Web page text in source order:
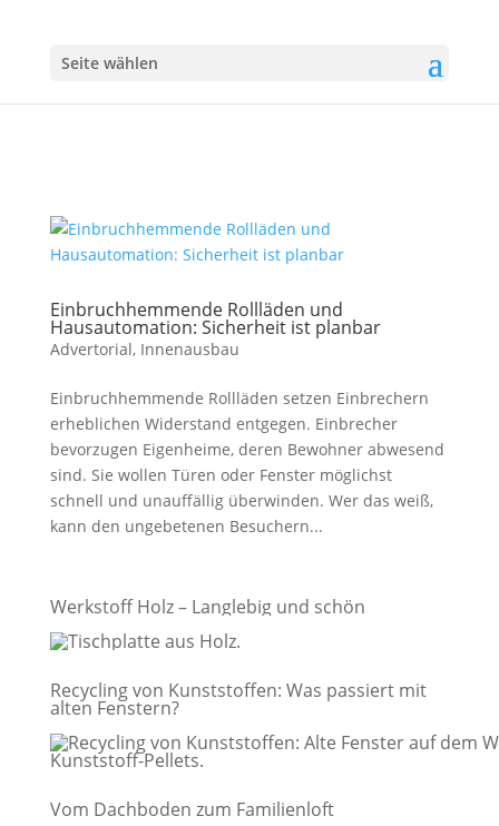
Seite wählen
Einbruchhemmende Rollläden und
Hausautomation: Sicherheit ist planbar
Advertorial, Innenausbau
Einbruchhemmende Rollläden setzen Einbrechern
erheblichen Widerstand entgegen. Einbrecher
bevorzugen Eigenheime, deren Bewohner abwesend
sind. Sie wollen Türen oder Fenster möglichst
schnell und unauffällig überwinden. Wer das weiß,
kann den ungebetenen Besuchern...
Werkstoff Holz – Langlebig und schön
Recycling von Kunststoffen: Was passiert mit
alten Fenstern?
Vom Dachboden zum Familienloft